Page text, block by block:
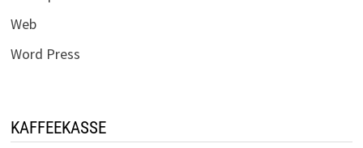
Web
Word Press
KAFFEEKASSE